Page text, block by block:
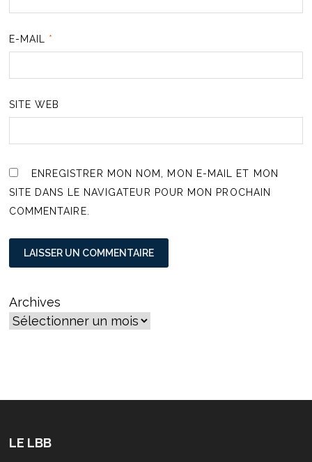
E-MAIL *
SITE WEB
ENREGISTRER MON NOM, MON E-MAIL ET MON
SITE DANS LE NAVIGATEUR POUR MON PROCHAIN
COMMENTAIRE.
Archives
LE LBB